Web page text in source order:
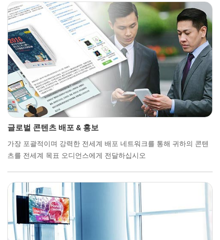
글로벌 콘텐츠 배포 & 홍보
가장 포괄적이며 강력한 전세계 배포 네트워크를 통해 귀하의 콘텐
츠를 전세계 목표 오디언스에게 전달하십시오